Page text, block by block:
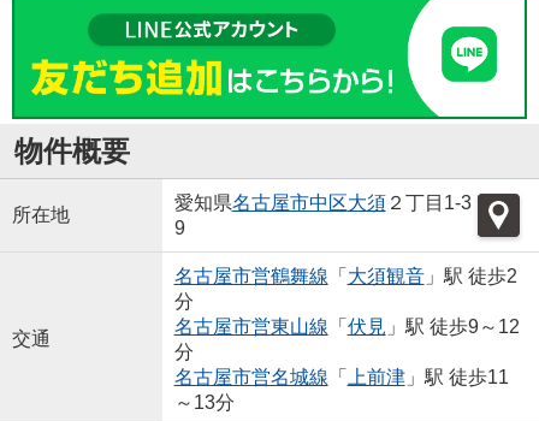
物件概要
所在地
愛知県名古屋市中区大須２丁目1-3
9
交通
名古屋市営鶴舞線 「 大須観音」駅 徒歩2
分
名古屋市営東山線 「 伏見 」駅 徒歩9～12
分
名古屋市営名城線 「 上前津」駅 徒歩11
～13分